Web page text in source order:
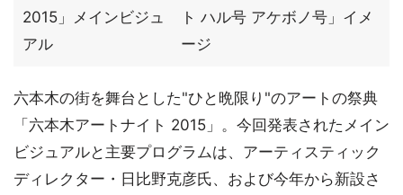
2015」メインビジュ
アル
ト ハル号 アケボノ号」イメ
ージ
六本木の街を舞台とした"ひと晩限り"のアートの祭典
「六本木アートナイト 2015」。今回発表されたメイン
ビジュアルと主要プログラムは、アーティスティック
ディレクター・日比野克彦氏、および今年から新設さ